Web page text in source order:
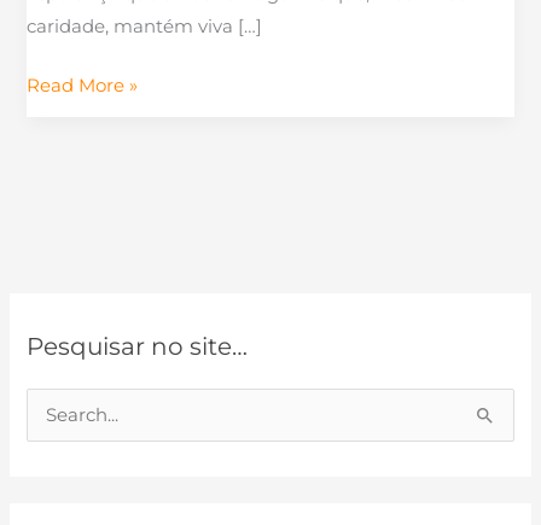
caridade, mantém viva […]
Read More »
Pesquisar no site…